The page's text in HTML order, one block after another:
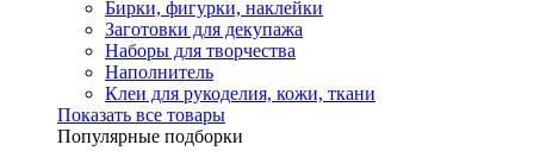
Бирки, фигурки, наклейки
Заготовки для декупажа
Наборы для творчества
Наполнитель
Клеи для рукоделия, кожи, ткани
Показать все товары
Популярные подборки